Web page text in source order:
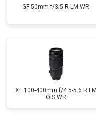
GF 50mm f/3.5 R LM WR
XF 100-400mm f/4.5-5.6 R LM
OIS WR